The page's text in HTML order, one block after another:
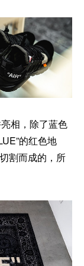
相，除了蓝色
的红色地
割而成的，所